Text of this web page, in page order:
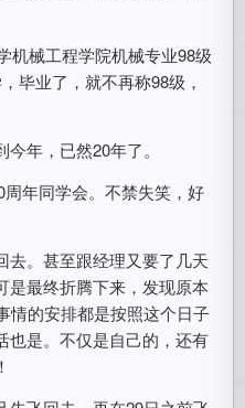
机械工程学院机械专业98级
毕业了，就不再称98级，
年，已然20年了。
年同学会。不禁失笑，好
去。甚至跟经理又要了几天
是最终折腾下来，发现原本
情的安排都是按照这个日子
也是。不仅是自己的，还有